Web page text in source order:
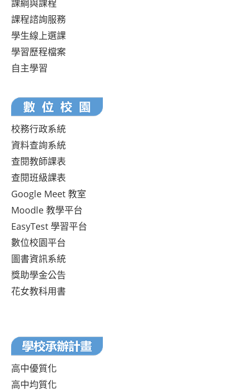
課綱與課程
課程諮詢服務
學生線上選課
學習歷程檔案
自主學習
校務行政系統
資料查詢系統
查閱教師課表
查閱班級課表
Google Meet 教室
Moodle 教學平台
EasyTest 學習平台
數位校園平台
圖書資訊系統
獎助學金公告
花女教科用書
高中優質化
高中均質化